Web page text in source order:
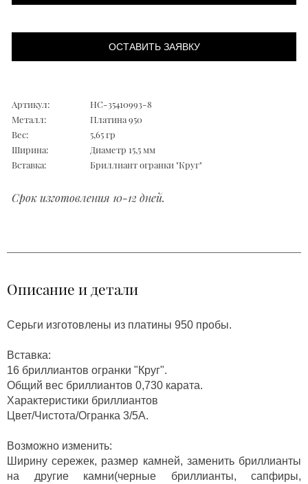
ОСТАВИТЬ ЗАЯВКУ
Артикул:
НС-35410993-8
Металл:
Платина 950
Вес:
5,65 гр
Ширина:
Диаметр 15,5 мм
Вставка:
Бриллиант огранки "Круг"
Срок изготовления 10-12 дней.
Описание и детали
Серьги изготовлены из платины 950 пробы.
Вставка:
16 бриллиантов огранки "Круг".
Общий вес бриллиантов 0,730 карата.
Характеристики бриллиантов
Цвет/Чистота/Огранка 3/5А.
Возможно изменить:
Ширину сережек, размер камней, заменить бриллианты
на другие камни(черные бриллианты, сапфиры,